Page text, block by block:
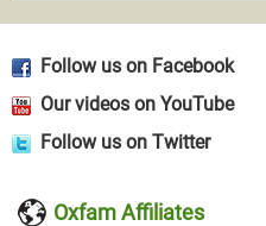
Follow us on Facebook
Our videos on YouTube
Follow us on Twitter
Oxfam Affiliates